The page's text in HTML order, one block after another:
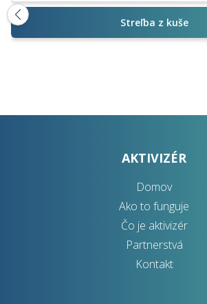
Streľba z kuše
AKTIVIZÉR
Domov
Ako to funguje
Čo je aktivizér
Partnerstvá
Kontakt